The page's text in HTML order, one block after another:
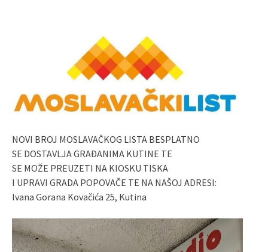
NOVI BROJ MOSLAVAČKOG LISTA BESPLATNO
SE DOSTAVLJA GRAĐANIMA KUTINE TE
SE MOŽE PREUZETI NA KIOSKU TISKA
I UPRAVI GRADA POPOVAČE TE NA NAŠOJ ADRESI:
Ivana Gorana Kovačića 25, Kutina